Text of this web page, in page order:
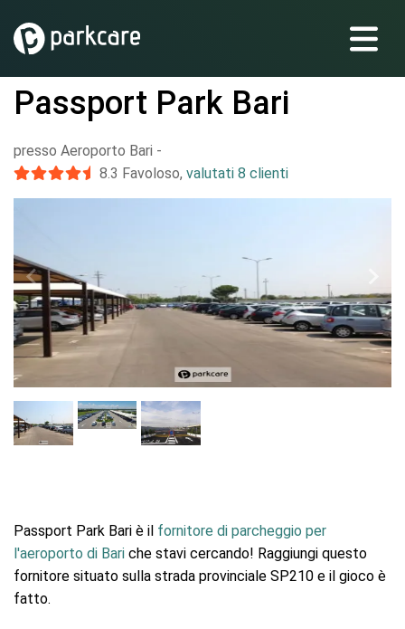
Passport Park Bari
presso Aeroporto Bari -
8.3 Favoloso, valutati 8 clienti
Passport Park Bari è il fornitore di parcheggio per
l'aeroporto di Bari che stavi cercando! Raggiungi questo
fornitore situato sulla strada provinciale SP210 e il gioco è
fatto.